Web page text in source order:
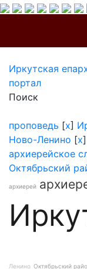
Иркутская
портал
Поиск
проповедь [x]
Ново-Ленино [x]
архиерейское
Октябрьский
архиерей
Ленино Октябрьский